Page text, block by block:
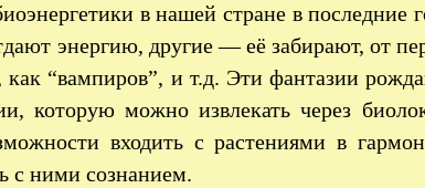
в нашей стране в последние
энергию, другие — её забирают, от
как “вампиров”, и т.д. Эти фантазии
которую можно извлекать через
входить с растениями в
с ними сознанием.